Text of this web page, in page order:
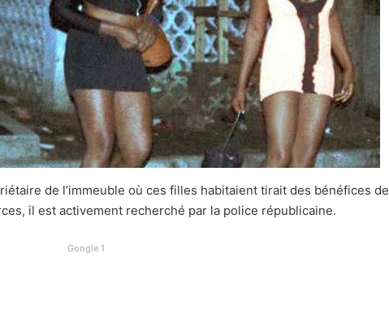
de l’immeuble où ces filles habitaient tirait des bénéfices de
il est activement recherché par la police républicaine.
Google 1